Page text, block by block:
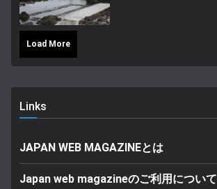
Load More
Links
JAPAN WEB MAGAZINEとは
Japan web magazineのご利用について